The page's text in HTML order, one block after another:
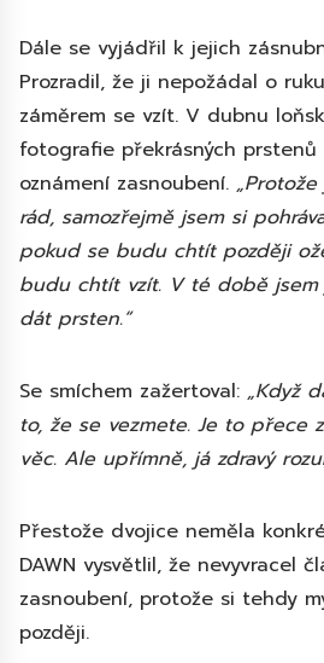
Dále se vyjádřil k jejich
Prozradil, že ji nepožádal o
záměrem se vzít. V dubnu
fotografie překrásných prstenů
oznámení zasnoubení.
rád, samozřejmě jsem si
pokud se budu chtít později
budu chtít vzít. V té době
dát prsten.“
Se smíchem zažertoval: „Když
to, že se vezmete. Je to přece
věc. Ale upřímně, já zdravý
Přestože dvojice neměla
DAWN vysvětlil, že nevyvracel
zasnoubení, protože si tehdy
později.